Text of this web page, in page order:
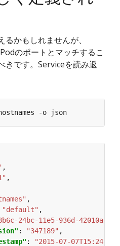
かもしれませんが、
のポートとマッチするこ
きです。Serviceを読み返
"default"
24bc-11e5-936d-
: "347189"
:
"2015-07-